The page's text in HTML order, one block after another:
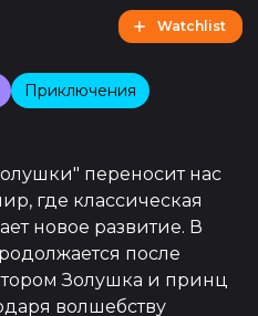
Watchlist
Приключения
переносит нас
где классическая
новое развитие. В
после
Золушка и принц
волшебству